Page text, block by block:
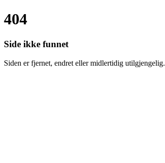
404
Side ikke funnet
Siden er fjernet, endret eller midlertidig utilgjengelig.